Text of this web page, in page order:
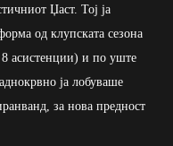
Џаст. Тој ја
од клупската сезона
асистенции) и по уште
ја лобуваше
за нова предност